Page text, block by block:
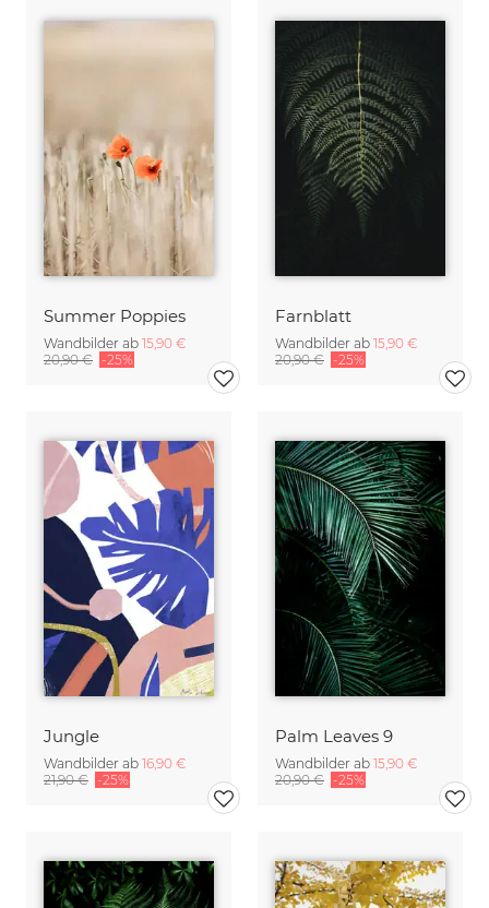
Summer Poppies
Wandbilder ab 15,90 €
20,90 € -25%
Farnblatt
Wandbilder ab 15,90 €
20,90 € -25%
Jungle
Wandbilder ab 16,90 €
21,90 € -25%
Palm Leaves 9
Wandbilder ab 15,90 €
20,90 € -25%